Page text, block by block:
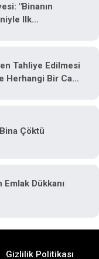
"Binanın
Ilk
Tahliye Edilmesi
Herhangi Bir Can
Çöktü
Emlak Dükkanı
Gizlilik Politikası